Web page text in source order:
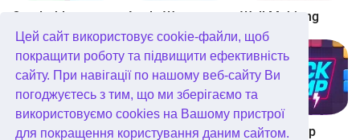
Цей сайт використовує cookie-файли, щоб
покращити роботу та підвищити ефективність
сайту. При навігації по нашому веб-сайту Ви
погоджуєтесь з тим, що ми зберігаємо та
використовуємо cookies на Вашому пристрої
для покращення користування даним сайтом.
по полю цифри у квадратах; стрілка вгору, вниз – обертати;
пробіл – швидкий спуск.
Quadrablast Apple Worm Well Mahjong
Digitz! The Daily Diagonal Sudoku Block Champ